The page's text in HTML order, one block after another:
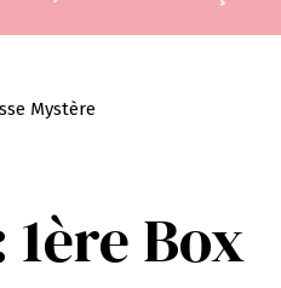
Mystère
Box